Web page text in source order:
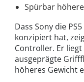
Spürbar
Dass Sony die
konzipiert hat,
Controller. Er
ausgeprägte
höheres Gewicht